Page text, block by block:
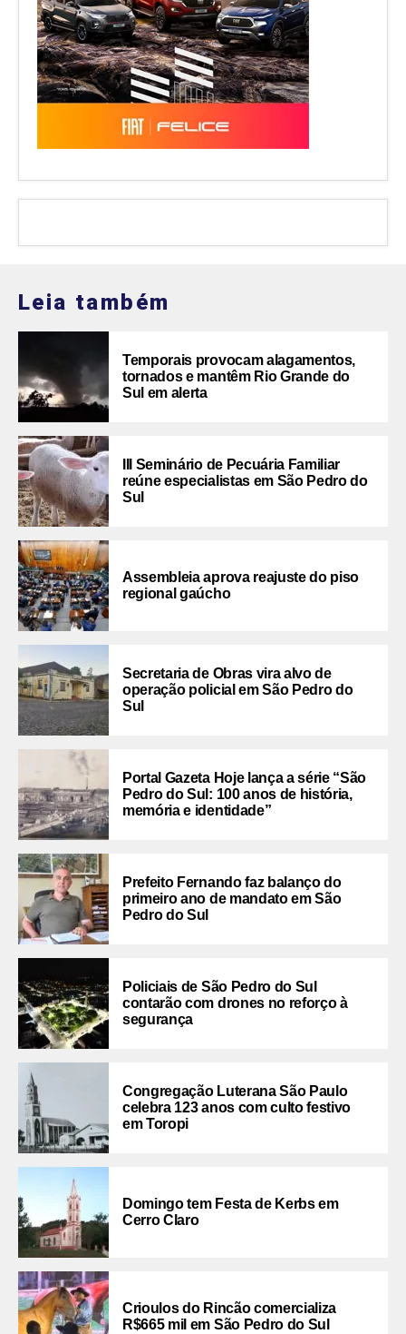
Leia também
Temporais provocam alagamentos,
tornados e mantêm Rio Grande do
Sul em alerta
III Seminário de Pecuária Familiar
reúne especialistas em São Pedro do
Sul
Assembleia aprova reajuste do piso
regional gaúcho
Secretaria de Obras vira alvo de
operação policial em São Pedro do
Sul
Portal Gazeta Hoje lança a série “São
Pedro do Sul: 100 anos de história,
memória e identidade”
Prefeito Fernando faz balanço do
primeiro ano de mandato em São
Pedro do Sul
Policiais de São Pedro do Sul
contarão com drones no reforço à
segurança
Congregação Luterana São Paulo
celebra 123 anos com culto festivo
em Toropi
Domingo tem Festa de Kerbs em
Cerro Claro
Crioulos do Rincão comercializa
R$665 mil em São Pedro do Sul